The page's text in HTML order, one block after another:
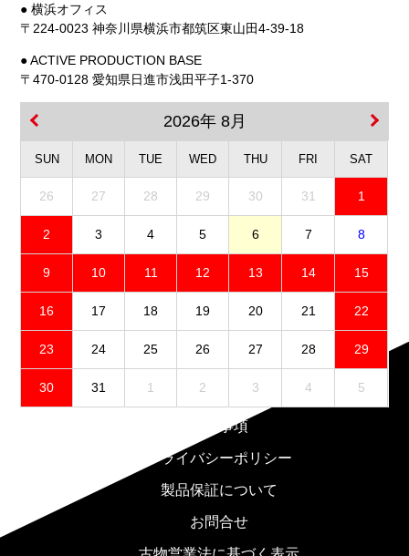
● 横浜オフィス
〒224-0023 神奈川県横浜市都筑区東山田4-39-18
● ACTIVE PRODUCTION BASE
〒470-0128 愛知県日進市浅田平子1-370
2026年 8月
SUN MON TUE WED THU FRI SAT
26 27 28 29 30 31 1
2 3 4 5 6 7 8
9 10 11 12 13 14 15
16 17 18 19 20 21 22
23 24 25 26 27 28 29
30 31 1 2 3 4 5
免責事項
プライバシーポリシー
製品保証について
お問合せ